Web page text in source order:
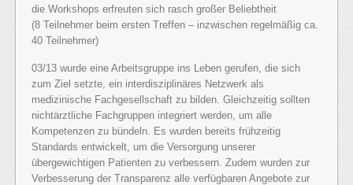
die Workshops erfreuten sich rasch großer Beliebtheit
(8 Teilnehmer beim ersten Treffen – inzwischen regelmäßig ca.
40 Teilnehmer)
03/13 wurde eine Arbeitsgruppe ins Leben gerufen, die sich
zum Ziel setzte, ein interdisziplinäres Netzwerk als
medizinische Fachgesellschaft zu bilden. Gleichzeitig sollten
nichtärztliche Fachgruppen integriert werden, um alle
Kompetenzen zu bündeln. Es wurden bereits frühzeitig
Standards entwickelt, um die Versorgung unserer
übergewichtigen Patienten zu verbessern. Zudem wurden zur
Verbesserung der Transparenz alle verfügbaren Angebote zur